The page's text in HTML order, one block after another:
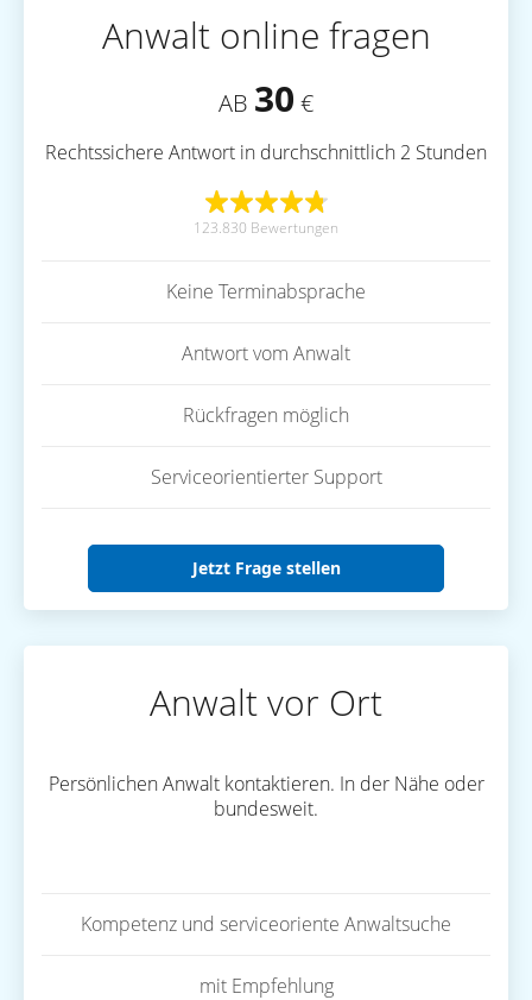
Anwalt online fragen
AB 30 €
Rechtssichere Antwort in durchschnittlich 2 Stunden
123.830 Bewertungen
Keine Terminabsprache
Antwort vom Anwalt
Rückfragen möglich
Serviceorientierter Support
Jetzt Frage stellen
Anwalt vor Ort
Persönlichen Anwalt kontaktieren. In der Nähe oder
bundesweit.
Kompetenz und serviceoriente Anwaltsuche
mit Empfehlung